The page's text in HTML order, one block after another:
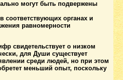
могут быть подвержены
соответст­вующих органах и
равномерности
свидетельствует о низком
для Души существует
среди людей, но при этом
меньший опыт, поскольку